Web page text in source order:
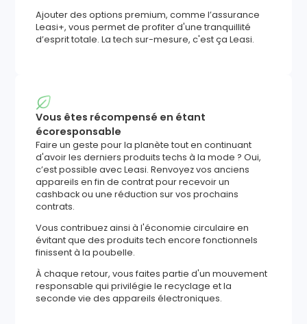
Ajouter des options premium, comme l’assurance
Leasi+, vous permet de profiter d'une tranquillité
d’esprit totale. La tech sur-mesure, c'est ça Leasi.
Vous êtes récompensé en étant
écoresponsable
Faire un geste pour la planète tout en continuant
d'avoir les derniers produits techs à la mode ? Oui,
c’est possible avec Leasi. Renvoyez vos anciens
appareils en fin de contrat pour recevoir un
cashback ou une réduction sur vos prochains
contrats.
Vous contribuez ainsi à l'économie circulaire en
évitant que des produits tech encore fonctionnels
finissent à la poubelle.
À chaque retour, vous faites partie d'un mouvement
responsable qui privilégie le recyclage et la
seconde vie des appareils électroniques.